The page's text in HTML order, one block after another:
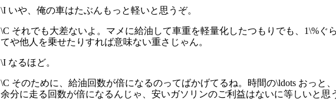
\I いや、俺の車はたぶんもっと軽いと思うぞ。
\C それでも大差ないよ。マメに給油して車重を軽量化したつもりでも、1\%
てや他人を乗せたりすれば意味ない重さじゃん。
\I なるほど。
\C そのために、給油回数が倍になるのってばかげてるね。時間の\ldots おっと
余分に走る回数が倍になるんじゃ、安いガソリンのご利益はないに等しいと思